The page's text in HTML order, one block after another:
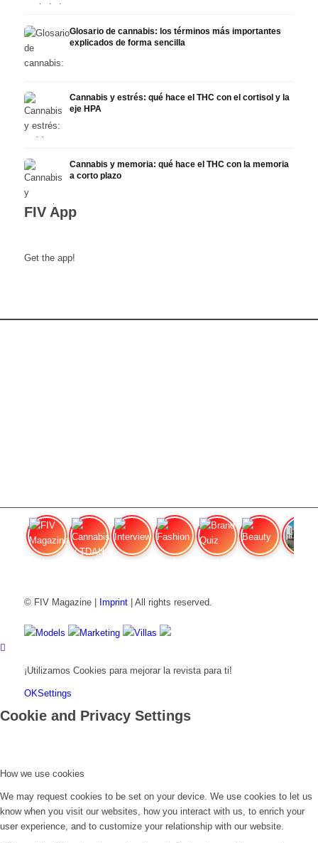
Glosario de cannabis: los términos más importantes
explicados de forma sencilla
Cannabis y estrés: qué hace el THC con el cortisol y la
eje HPA
Cannabis y memoria: qué hace el THC con la memoria
a corto plazo
FIV App
Get the app!
© FIV Magazine | Imprint| All rights reserved.
Models Marketing Villas
¡Utilizamos Cookies para mejorar la revista para ti!
OKSettings
Cookie and Privacy Settings
How we use cookies
We may request cookies to be set on your device. We use cookies to let us
know when you visit our websites, how you interact with us, to enrich your
user experience, and to customize your relationship with our website.